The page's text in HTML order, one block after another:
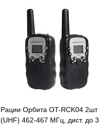
Купить в 1 клик
В избранное Под заказ
Рации Орбита OT-RCK04 2шт
(UHF) 462-467 МГц, дист. до 3